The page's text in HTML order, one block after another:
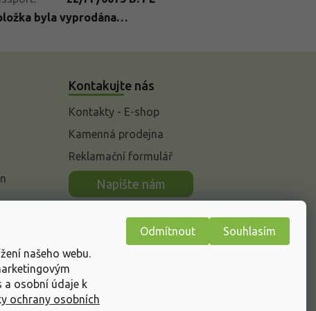
našeho webu.
a osobní údaje k
ochrany osobních
Odmítnout Souhlasím
byla vyprodána…
Kontakujte nás
Kontakty - E-shop
Kamenná prodejna
Reklamační formulář
Napište nám